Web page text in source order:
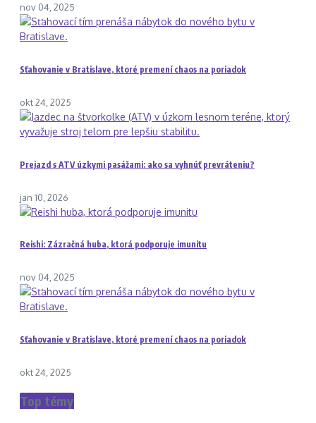
nov 04, 2025
Sťahovanie v Bratislave, ktoré premení chaos na poriadok
okt 24, 2025
Prejazd s ATV úzkymi pasážami: ako sa vyhnúť prevráteniu?
jan 10, 2026
Reishi: Zázračná huba, ktorá podporuje imunitu
nov 04, 2025
Sťahovanie v Bratislave, ktoré premení chaos na poriadok
okt 24, 2025
Top témy